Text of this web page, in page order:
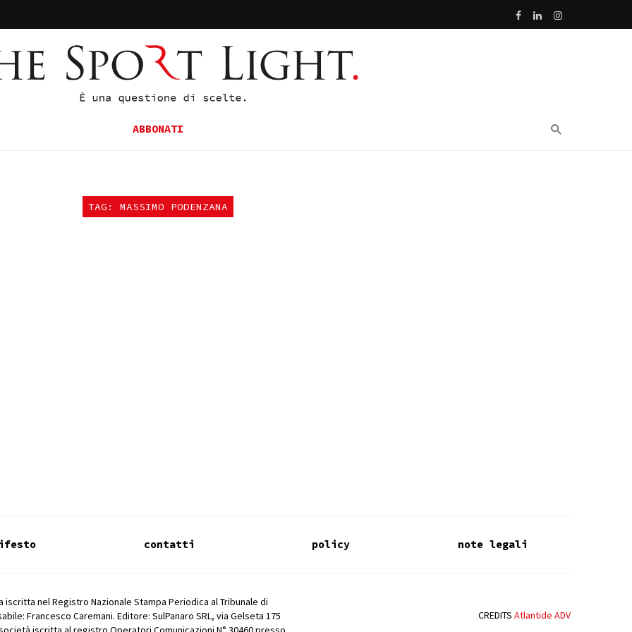
ABBONATI
TAG: MASSIMO PODENZANA
contatti policy note legali
nel Registro Nazionale Stampa Periodica al Tribunale di
Francesco Caremani. Editore: SulPanaro SRL, via Gelseta 175
CREDITS Atlantide ADV